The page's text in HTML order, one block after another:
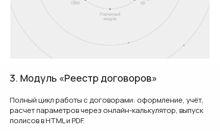
3. Модуль «Реестр договоров»
Полный цикл работы с договорами: оформление, учёт,
расчет параметров через онлайн-калькулятор, выпуск
полисов в HTML и PDF.